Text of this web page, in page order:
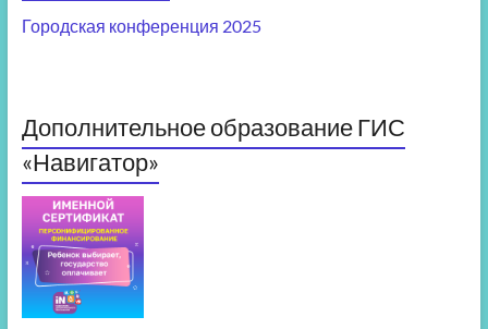
Городская конференция 2025
Дополнительное образование ГИС
«Навигатор»